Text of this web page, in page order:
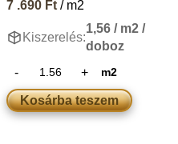
7 .690 Ft/ m2
Kiszerelés:
1,56 / m2 /
doboz
m2
Kosárba teszem